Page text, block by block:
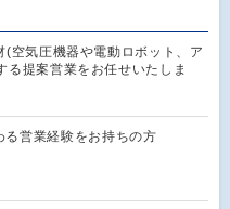
(空気圧機器や電動ロボット、ア
る提案営業をお任せいたしま
る営業経験をお持ちの方